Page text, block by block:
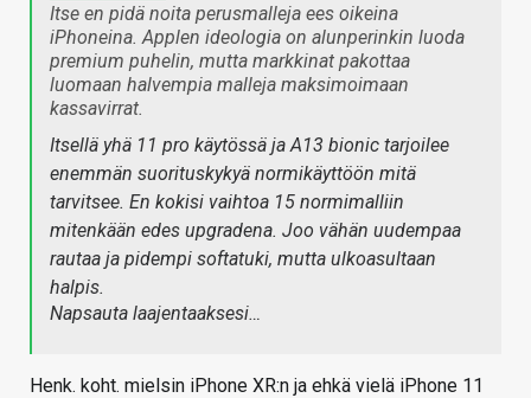
Itse en pidä noita perusmalleja ees oikeina
iPhoneina. Applen ideologia on alunperinkin luoda
premium puhelin, mutta markkinat pakottaa
luomaan halvempia malleja maksimoimaan
kassavirrat.
Itsellä yhä 11 pro käytössä ja A13 bionic tarjoilee
enemmän suorituskykyä normikäyttöön mitä
tarvitsee. En kokisi vaihtoa 15 normimalliin
mitenkään edes upgradena. Joo vähän uudempaa
rautaa ja pidempi softatuki, mutta ulkoasultaan
halpis.
Napsauta laajentaaksesi…
Henk. koht. mielsin iPhone XR:n ja ehkä vielä iPhone 11